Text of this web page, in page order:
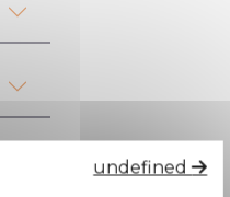
undefined